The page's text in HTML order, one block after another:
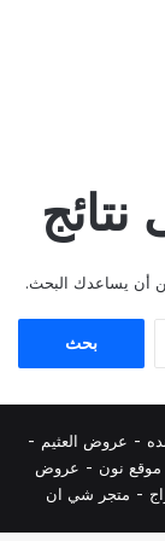
أن يساعدك البحث.
- عروض العثيم -
موقع نون - عروض
- متجر شي ان